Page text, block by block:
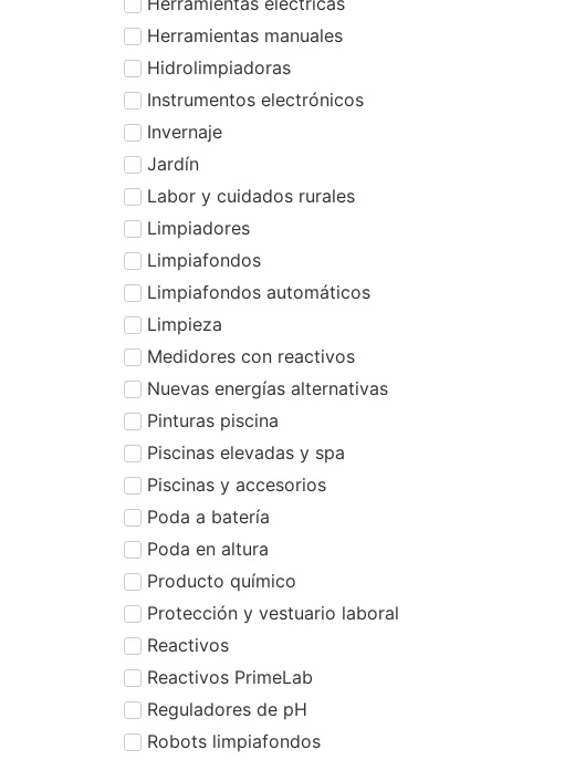
Herramientas manuales
Hidrolimpiadoras
Instrumentos electrónicos
Invernaje
Jardín
Labor y cuidados rurales
Limpiadores
Limpiafondos
Limpiafondos automáticos
Limpieza
Medidores con reactivos
Nuevas energías alternativas
Pinturas piscina
Piscinas elevadas y spa
Piscinas y accesorios
Poda a batería
Poda en altura
Producto químico
Protección y vestuario laboral
Reactivos
Reactivos PrimeLab
Reguladores de pH
Robots limpiafondos